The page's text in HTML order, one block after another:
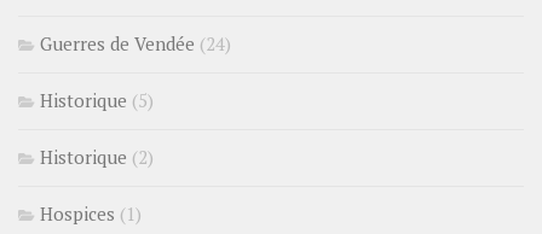
Guerres de Vendée (24)
Historique (5)
Historique (2)
Hospices (1)